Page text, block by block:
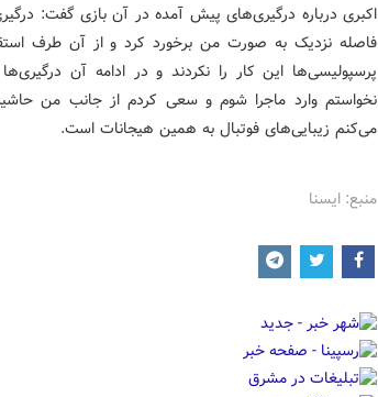
اکبری درباره درگیری‌های پیش آمده در آن بازی گفت:
فاصله نزدیک به صورت من برخورد کرد و از آن طرف
پرسپولیسی‌ها این کار را نکردند و در ادامه آن
نخواستم وارد ماجرا شوم و سعی کردم از جانب من
می‌کنم زیبایی‌های فوتبال به همین هیجانات است.
منبع: ایسنا